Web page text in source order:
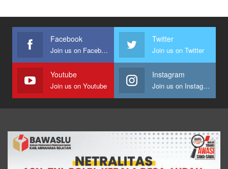
Facebook
Join us on Facebook
Twitter
Join us on Twitter
Youtube
Join us on Youtube
Instagram
Join us on Instagram